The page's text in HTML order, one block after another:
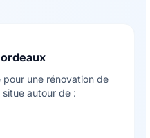
une rénovation de
autour de :